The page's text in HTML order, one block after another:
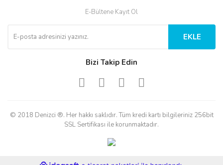
E-Bültene Kayıt Ol
EKLE
Bizi Takip Edin
© 2018 Denizci ®. Her hakkı saklıdır. Tüm kredi kartı bilgileriniz 256bit
SSL Sertifikası ile korunmaktadır.